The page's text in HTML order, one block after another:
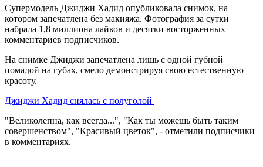
Супермодель Джиджи Хадид опубликовала снимок, на
котором запечатлена без макияжа. Фотография за сутки
набрала 1,8 миллиона лайков и десятки восторженных
комментариев подписчиков.
На снимке Джиджи запечатлена лишь с одной губной
помадой на губах, смело демонстрируя свою естественную
красоту.
Джиджи Хадид снялась с полуголой
"Великолепна, как всегда...", "Как ты можешь быть таким
совершенством", "Красивый цветок", - отметили подписчики
в комментариях.